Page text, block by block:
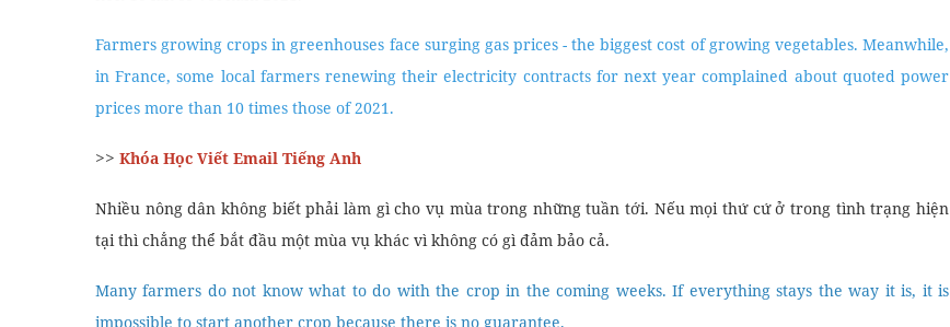
Farmers growing crops in greenhouses face surging gas prices - the biggest cost of growing vegetables. Meanwhile,
in France, some local farmers renewing their electricity contracts for next year complained about quoted power
prices more than 10 times those of 2021.
>> Khóa Học Viết Email Tiếng Anh
Nhiều nông dân không biết phải làm gì cho vụ mùa trong những tuần tới. Nếu mọi thứ cứ ở trong tình trạng hiện
tại thì chẳng thể bắt đầu một mùa vụ khác vì không có gì đảm bảo cả.
Many farmers do not know what to do with the crop in the coming weeks. If everything stays the way it is, it is
impossible to start another crop because there is no guarantee.